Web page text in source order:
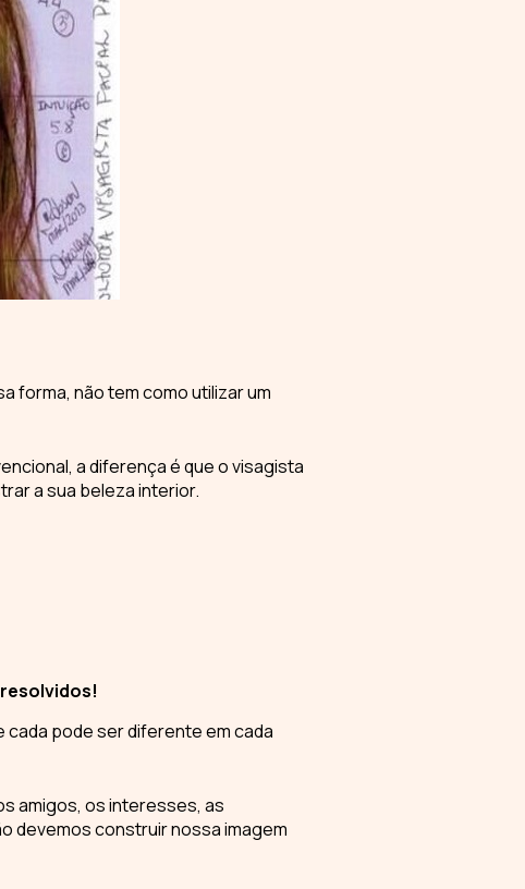
forma, não tem como utilizar um
a diferença é que o visagista
a sua beleza interior.
cada pode ser diferente em cada
amigos, os interesses, as
devemos construir nossaimagem